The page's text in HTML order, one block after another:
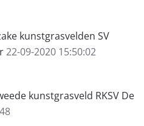
kunstgrasvelden SV
22-09-2020 15:50:02
kunstgrasveld RKSV De